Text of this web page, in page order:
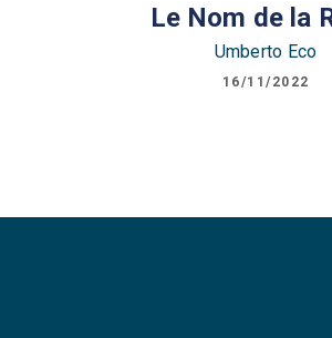
Le Nom de la
Umberto Eco
16/11/2022